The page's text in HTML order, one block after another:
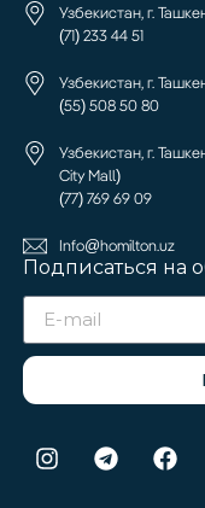
Узбекистан, г.
(71) 233 44 51
Узбекистан, г.
(55) 508 50 80
Узбекистан, г.
City Mall)
(77) 769 69 09
Info@homilton.uz
Подписаться на